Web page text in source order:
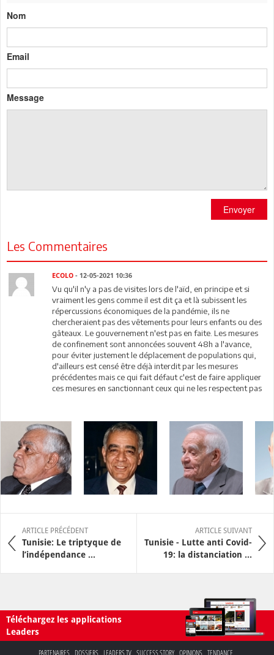
Nom
Email
Message
Envoyer
Les Commentaires
ECOLO - 12-05-2021 10:36
Vu qu'il n'y a pas de visites lors de l'aïd, en principe et si
vraiment les gens comme il est dit ça et là subissent les
répercussions économiques de la pandémie, ils ne
chercheraient pas des vêtements pour leurs enfants ou des
gâteaux. Le gouvernement n'est pas en faite. Les mesures
de confinement sont annoncées souvent 48h a l'avance,
pour éviter justement le déplacement de populations qui,
d'ailleurs est censé être déjà interdit par les mesures
précédentes mais ce qui fait défaut c'est de faire appliquer
ces mesures en sanctionnant ceux qui ne les respectent pas
ARTICLE PRÉCÉDENT
Tunisie: Le triptyque de
l’indépendance ...
ARTICLE SUIVANT
Tunisie - Lutte anti Covid-
19: la distanciation ...
Téléchargez les applications
Leaders
PARTENAIRES DOSSIERS LEADERS TV SUCCESS STORY OPINIONS TENDANCE